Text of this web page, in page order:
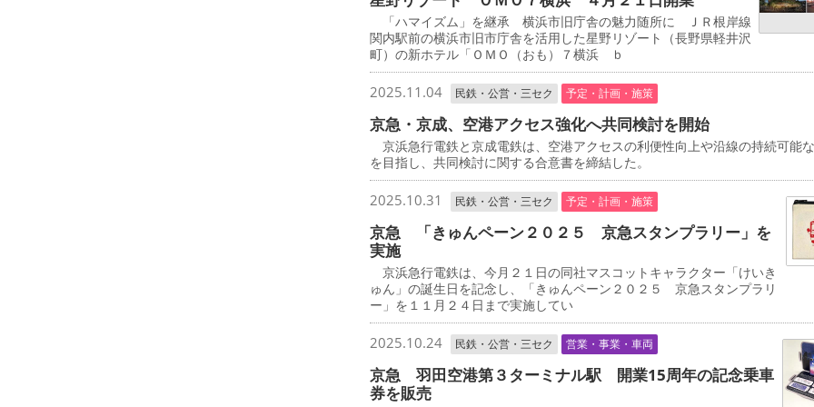
「ハマイズム」を継承 横浜市旧庁舎の魅力随所に ＪＲ根岸線
関内駅前の横浜市旧市庁舎を活用した星野リゾート（長野県軽井沢
町）の新ホテル「ＯＭＯ（おも）７横浜 ｂ
2025.11.04 民鉄・公営・三セク 予定・計画・施策
京急・京成、空港アクセス強化へ共同検討を開始
京浜急行電鉄と京成電鉄は、空港アクセスの利便性向上や沿線の持続可能
を目指し、共同検討に関する合意書を締結した。
2025.10.31 民鉄・公営・三セク 予定・計画・施策
京急 「きゅんペーン２０２５ 京急スタンプラリー」を
実施
京浜急行電鉄は、今月２１日の同社マスコットキャラクター「けいき
ゅん」の誕生日を記念し、「きゅんペーン２０２５ 京急スタンプラリ
ー」を１１月２４日まで実施してい
2025.10.24 民鉄・公営・三セク 営業・事業・車両
京急 羽田空港第３ターミナル駅 開業15周年の記念乗車
券を販売